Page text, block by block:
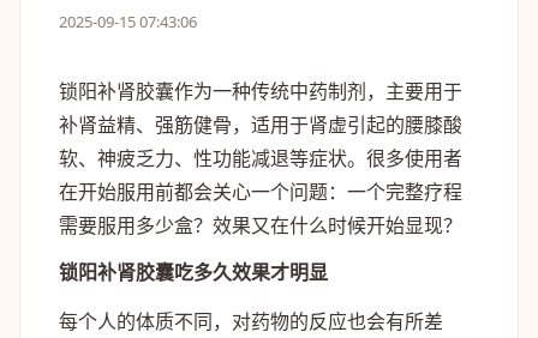
2025-09-15 07:43:06
锁阳补肾胶囊作为一种传统中药制剂，主要用于
补肾益精、强筋健骨，适用于肾虚引起的腰膝酸
软、神疲乏力、性功能减退等症状。很多使用者
在开始服用前都会关心一个问题：一个完整疗程
需要服用多少盒？效果又在什么时候开始显现？
锁阳补肾胶囊吃多久效果才明显
每个人的体质不同，对药物的反应也会有所差